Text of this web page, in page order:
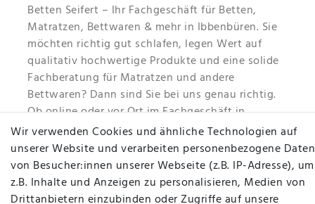
Betten Seifert – Ihr Fachgeschäft für Betten,
Matratzen, Bettwaren & mehr in Ibbenbüren. Sie
möchten richtig gut schlafen, legen Wert auf
qualitativ hochwertige Produkte und eine solide
Fachberatung für Matratzen und andere
Bettwaren? Dann sind Sie bei uns genau richtig.
Ob online oder vor Ort im Fachgeschäft in
Ibbenbüren - wir beraten Sie gerne!
Mehr erfahren
Wir verwenden Cookies und ähnliche Technologien auf
unserer Website und verarbeiten personenbezogene Daten
von Besucher:innen unserer Webseite (z.B. IP-Adresse), um
z.B. Inhalte und Anzeigen zu personalisieren, Medien von
Drittanbietern einzubinden oder Zugriffe auf unsere